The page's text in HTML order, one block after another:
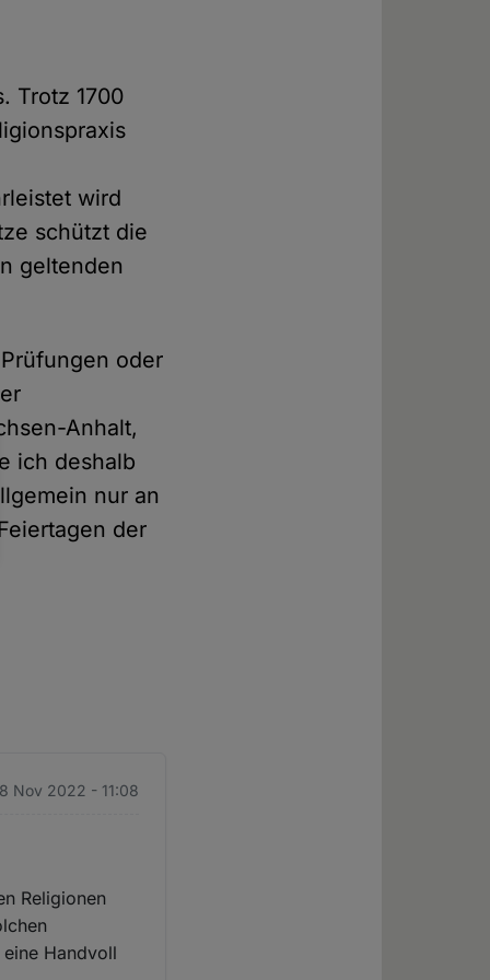
Trotz 1700
wird
schützt die
geltenden
oder
Anhalt,
ich deshalb
nur an
der
Nov 2022 - 11:08
Religionen
Handvoll